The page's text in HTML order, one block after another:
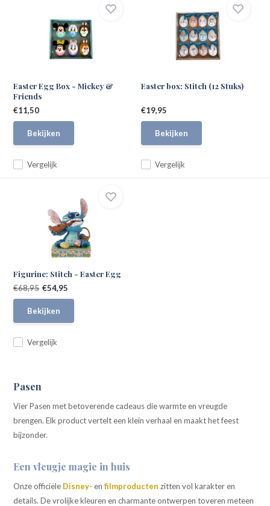
Easter Egg Box - Mickey &
Friends
Vergelijk
€11,50
Bekijken
Easter box: Stitch (12 Stuks)
Vergelijk
€19,95
Bekijken
Figurine: Stitch - Easter Egg
Vergelijk
€68,95 €54,95
Bekijken
Pasen
Vier Pasen met betoverende cadeaus die warmte en vreugde
brengen. Elk product vertelt een klein verhaal en maakt het feest
bijzonder.
Een vleugje magie in huis
Onze officiële Disney- enfilmproducten zitten vol karakter en
details. De vrolijke kleuren en charmante ontwerpen toveren meteen